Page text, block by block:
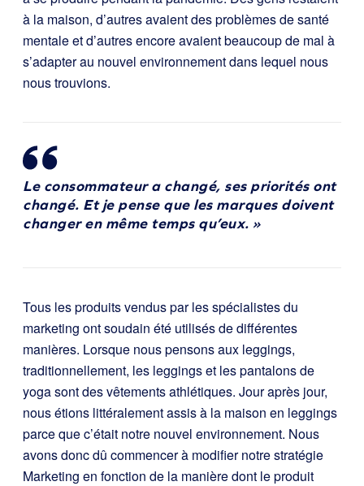
à la maison, d’autres avaient des problèmes de santé
mentale et d’autres encore avaient beaucoup de mal à
s’adapter au nouvel environnement dans lequel nous
nous trouvions.
Le consommateur a changé, ses priorités ont
changé. Et je pense que les marques doivent
changer en même temps qu’eux. »
Tous les produits vendus par les spécialistes du
marketing ont soudain été utilisés de différentes
manières. Lorsque nous pensons aux leggings,
traditionnellement, les leggings et les pantalons de
yoga sont des vêtements athlétiques. Jour après jour,
nous étions littéralement assis à la maison en leggings
parce que c’était notre nouvel environnement. Nous
avons donc dû commencer à modifier notre stratégie
Marketing en fonction de la manière dont le produit